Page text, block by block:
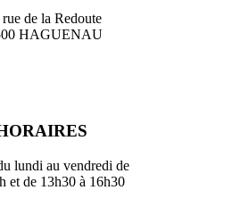
rue de la Redoute
HAGUENAU
lundi au vendredi de
et de 13h30 à 16h30